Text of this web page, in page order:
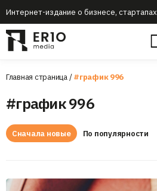
Интернет-издание о бизнесе,
Главная страница/#график 996
#график 996
Сначала новые По популярности